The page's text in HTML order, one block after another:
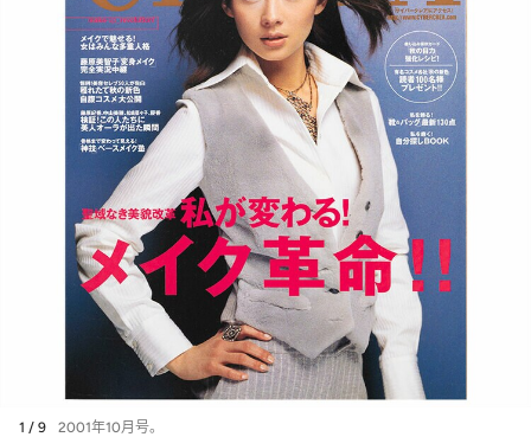
1 / 9 2001年10月号。